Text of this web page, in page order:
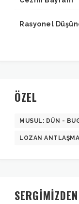
Rasyonel
ÖZEL
MUSUL: DÜN -
LOZAN
SERGİMİZDEN